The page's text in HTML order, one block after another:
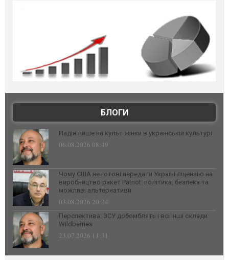
БЛОГИ
Надія лише на культ жінки в українській культурі
06.08.2026 08:49
Чому США не готові передати Україні ліцензію на
виробництво ракет Patriot: політика, безпека та
можливі альтернативи
03.08.2026 20:24
Перспектива: ЗСУ добомблять і всі інші склади
Wildberries
23.07.2026 11:31